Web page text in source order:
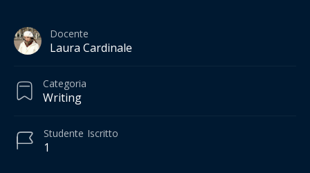
Docente
Laura Cardinale
Categoria
Writing
1
Studente Iscritto